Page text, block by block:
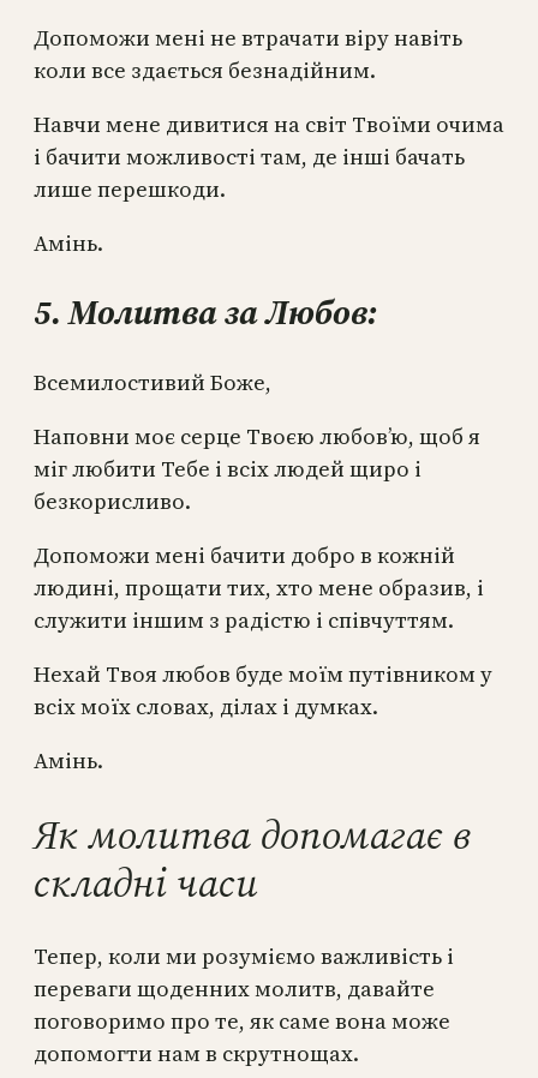
Допоможи мені не втрачати віру навіть
коли все здається безнадійним.
Навчи мене дивитися на світ Твоїми очима
і бачити можливості там, де інші бачать
лише перешкоди.
Амінь.
5. Молитва за Любов:
Всемилостивий Боже,
Наповни моє серце Твоєю любов’ю, щоб я
міг любити Тебе і всіх людей щиро і
безкорисливо.
Допоможи мені бачити добро в кожній
людині, прощати тих, хто мене образив, і
служити іншим з радістю і співчуттям.
Нехай Твоя любов буде моїм путівником у
всіх моїх словах, ділах і думках.
Амінь.
Як молитва допомагає в
складні часи
Тепер, коли ми розуміємо важливість і
переваги щоденних молитв, давайте
поговоримо про те, як саме вона може
допомогти нам в скрутнощах.